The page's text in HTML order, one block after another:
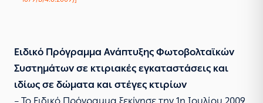
Ειδικό Πρόγραμμα Ανάπτυξης Φωτοβολταϊκών
Συστημάτων σε κτιριακές εγκαταστάσεις και
ιδίως σε δώματα και στέγες κτιρίων